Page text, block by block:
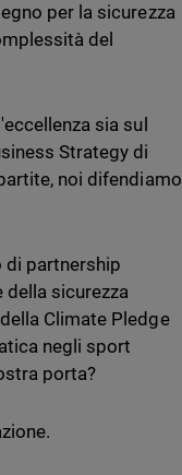
per la sicurezza
del
sia sul
Strategy di
noi difendiamo
di partnership
sicurezza
Climate Pledge
negli sport
porta?